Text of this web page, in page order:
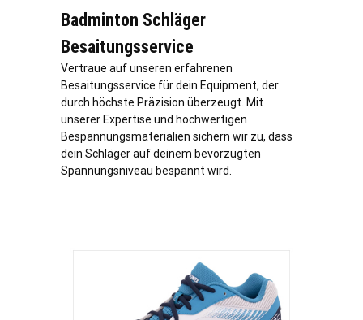
Badminton Schläger
Besaitungsservice
Vertraue auf unseren erfahrenen
Besaitungsservice für dein Equipment, der
durch höchste Präzision überzeugt. Mit
unserer Expertise und hochwertigen
Bespannungsmaterialien sichern wir zu, dass
dein Schläger auf deinem bevorzugten
Spannungsniveau bespannt wird.